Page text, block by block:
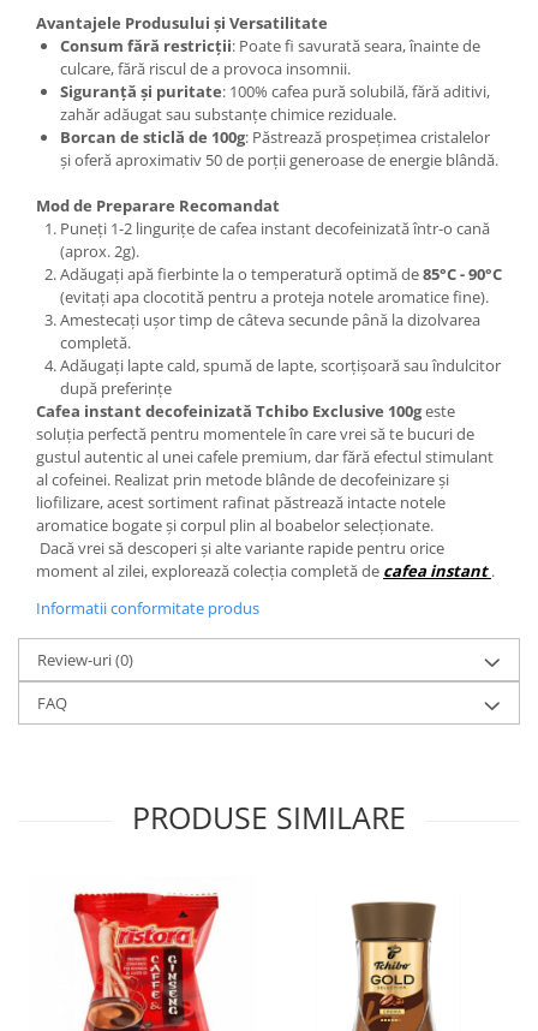
Avantajele Produsului și Versatilitate
Consum fără restricții: Poate fi savurată seara, înainte de
culcare, fără riscul de a provoca insomnii.
Siguranță și puritate: 100% cafea pură solubilă, fără aditivi,
zahăr adăugat sau substanțe chimice reziduale.
Borcan de sticlă de 100g: Păstrează prospețimea cristalelor
și oferă aproximativ 50 de porții generoase de energie blândă.
Mod de Preparare Recomandat
Puneți 1-2 lingurițe de cafea instant decofeinizată într-o cană
(aprox. 2g).
Adăugați apă fierbinte la o temperatură optimă de85°C - 90°C
(evitați apa clocotită pentru a proteja notele aromatice fine).
Amestecați ușor timp de câteva secunde până la dizolvarea
completă.
Adăugați lapte cald, spumă de lapte, scorțișoară sau îndulcitor
după preferințe
Cafea instant decofeinizată Tchibo Exclusive 100geste
soluția perfectă pentru momentele în care vrei să te bucuri de
gustul autentic al unei cafele premium, dar fără efectul stimulant
al cofeinei. Realizat prin metode blânde de decofeinizare și
liofilizare, acest sortiment rafinat păstrează intacte notele
aromatice bogate și corpul plin al boabelor selecționate.
Dacă vrei să descoperi și alte variante rapide pentru orice
moment al zilei, explorează colecția completă de cafea instant​​​​​​.
Informatii conformitate produs
Review-uri(0)
FAQ
PRODUSE SIMILARE